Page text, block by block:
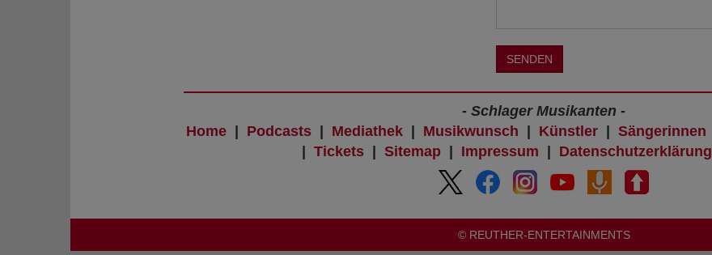
SENDEN
- Schlager Musikanten -
Home
Podcasts Mediathek Musikwunsch Künstler Sängerinnen
Tickets| Sitemap| Impressum Datenschutzerklärung
© REUTHER-ENTERTAINMENTS